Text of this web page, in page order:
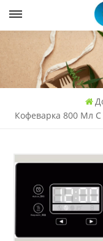
Кофеварка 800 Мл